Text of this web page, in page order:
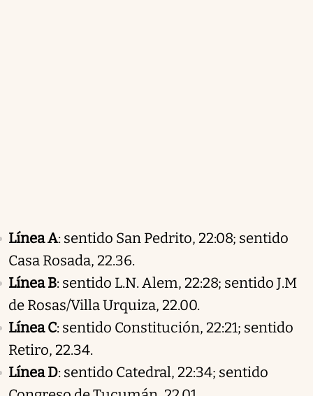
Línea A: sentido San Pedrito, 22:08; sentido
Casa Rosada, 22.36.
Línea B: sentido L.N. Alem, 22:28; sentido J.M
de Rosas/Villa Urquiza, 22.00.
Línea C: sentido Constitución, 22:21; sentido
Retiro, 22.34.
Línea D: sentido Catedral, 22:34; sentido